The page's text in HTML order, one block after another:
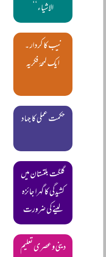
الاشیاء‘‘
نیب کا کردار ۔
ایک لمحۂ فکریہ
حکمت عملی کا جہاد
گلگت بلتستان میں
کشیدگی کا گہرا جائزہ
لینے کی ضرورت
دینی و عصری تعلیم